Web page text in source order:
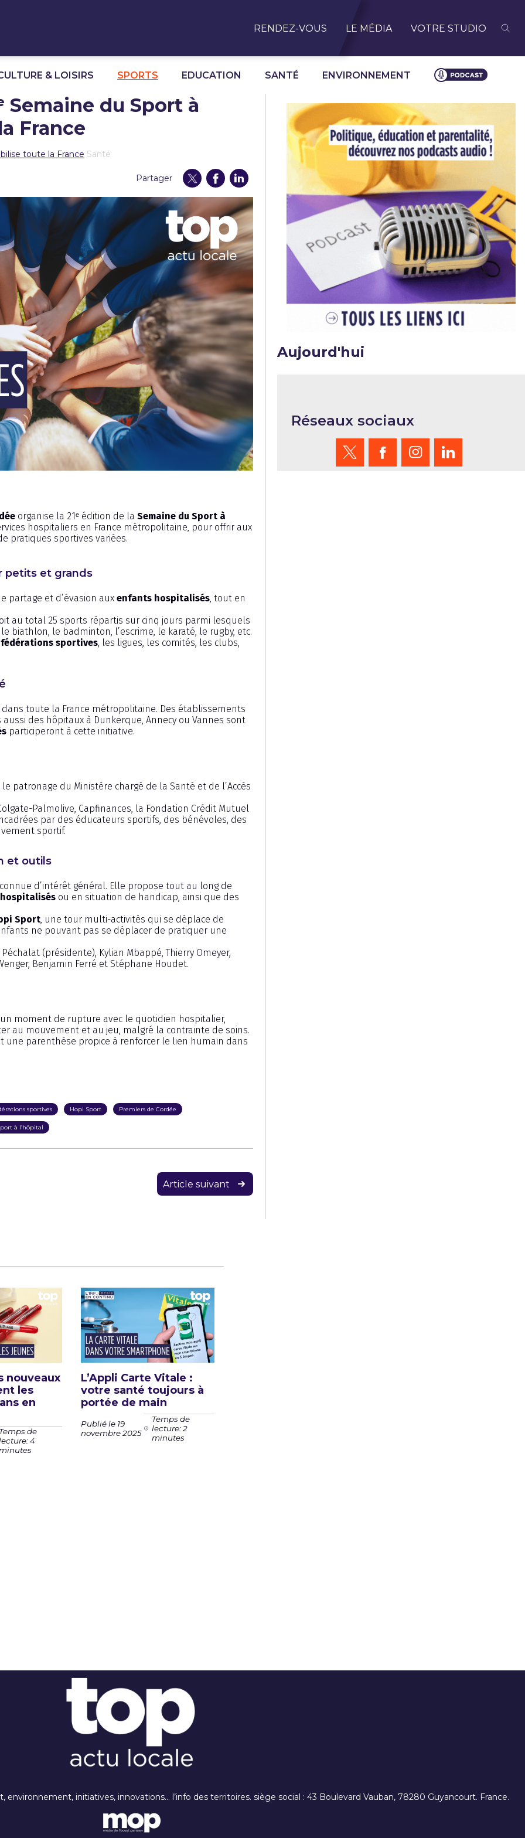
RENDEZ-VOUS LE MÉDIA VOTRE STUDIO
& LOISIRS SPORTS EDUCATION SANTÉ ENVIRONNEMENT
Semaine du Sport à
France
toute la France Santé
Partager
organise la 21ᵉ édition de la Semaine du Sport à
hospitaliers en France métropolitaine, pour offrir aux
pratiques sportives variées.
petits et grands
partage et d’évasion aux enfants hospitalisés, tout en
au total 25 sports répartis sur cinq jours parmi lesquels
biathlon, le badminton, l’escrime, le karaté, le rugby, etc.
fédérations sportives, les ligues, les comités, les clubs,
toute la France métropolitaine. Des établissements
aussi des hôpitaux à Dunkerque, Annecy ou Vannes sont
participeront à cette initiative.
patronage du Ministère chargé de la Santé et de l’Accès
Palmolive, Capfinances, la Fondation Crédit Mutuel
par des éducateurs sportifs, des bénévoles, des
sportif.
et outils
d’intérêt général. Elle propose tout au long de
ou en situation de handicap, ainsi que des
Sport, une tour multi-activités qui se déplace de
ne pouvant pas se déplacer de pratiquer une
(présidente), Kylian Mbappé, Thierry Omeyer,
Benjamin Ferré et Stéphane Houdet.
moment de rupture avec le quotidien hospitalier,
au mouvement et au jeu, malgré la contrainte de soins.
une parenthèse propice à renforcer le lien humain dans
sportives Hopi Sport Premiers de Cordée
à l’hôpital
Article suivant
Aujourd'hui
Réseaux sociaux
nouveaux
les
en
Temps de
4
L’Appli Carte Vitale :
votre santé toujours à
portée de main
Publié le 19
novembre 2025
Temps de
lecture: 2
minutes
initiatives, innovations… l’info des territoires. siège social : 43 Boulevard Vauban, 78280 Guyancourt. France.